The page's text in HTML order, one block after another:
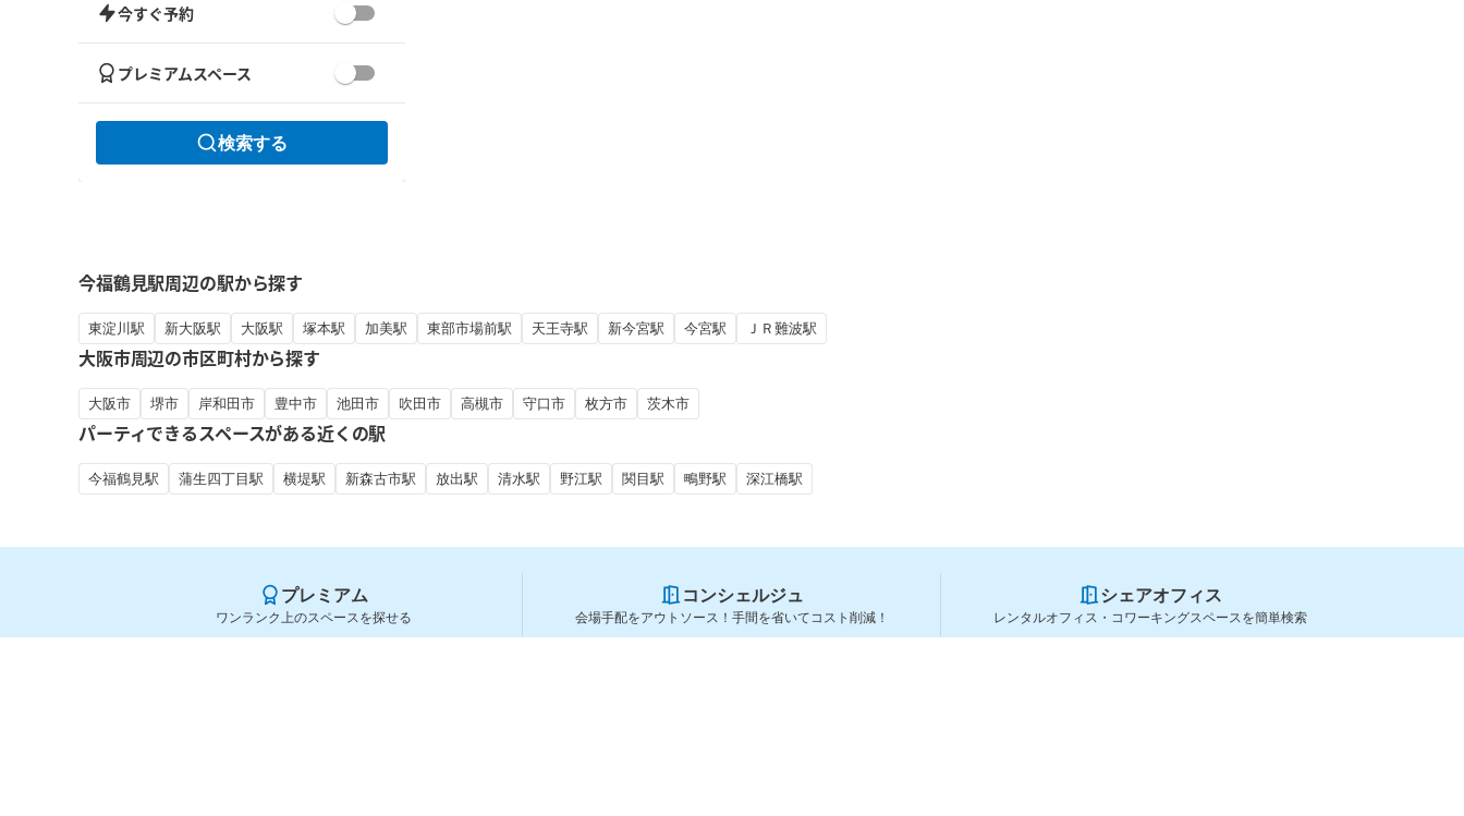
今すぐ予約
プレミアムスペース
検索する
今福鶴見駅周辺の駅から探す
東淀川駅 新大阪駅 大阪駅 塚本駅 加美駅 東部市場前駅 天王寺駅 新今宮駅 今宮駅 ＪＲ難波駅
大阪市周辺の市区町村から探す
大阪市 堺市 岸和田市 豊中市 池田市 吹田市 高槻市 守口市 枚方市 茨木市
パーティできるスペースがある近くの駅
今福鶴見駅 蒲生四丁目駅 横堤駅 新森古市駅 放出駅 清水駅 野江駅 関目駅 鴫野駅 深江橋駅
プレミアム
ワンランク上のスペースを探せる
コンシェルジュ
会場手配をアウトソース！手間を省いてコスト削減！
シェアオフィス
レンタルオフィス・コワーキングスペースを簡単検索